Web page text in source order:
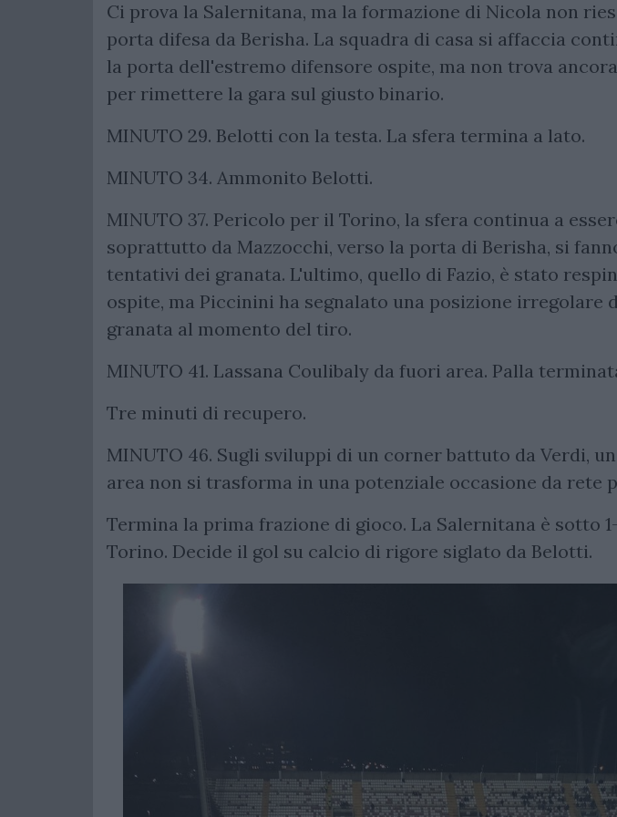
Ci prova la Salernitana, ma la formazione di Nicola non
porta difesa da Berisha. La squadra di casa si affaccia
la porta dell'estremo difensore ospite, ma non trova
per rimettere la gara sul giusto binario.
MINUTO 29. Belotti con la testa. La sfera termina a lato.
MINUTO 34. Ammonito Belotti.
MINUTO 37. Pericolo per il Torino, la sfera continua a
soprattutto da Mazzocchi, verso la porta di Berisha, si
tentativi dei granata. L'ultimo, quello di Fazio, è stato
ospite, ma Piccinini ha segnalato una posizione irregolare
granata al momento del tiro.
MINUTO 41. Lassana Coulibaly da fuori area. Palla
Tre minuti di recupero.
MINUTO 46. Sugli sviluppi di un corner battuto da Verdi,
area non si trasforma in una potenziale occasione da rete
Termina la prima frazione di gioco. La Salernitana è sotto
Torino. Decide il gol su calcio di rigore siglato da Belotti.